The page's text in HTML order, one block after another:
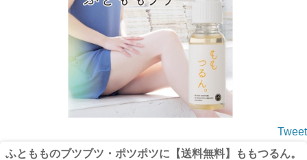
Tweet
ふともものブツブツ・ポツポツに 【送料無料】ももつるん。